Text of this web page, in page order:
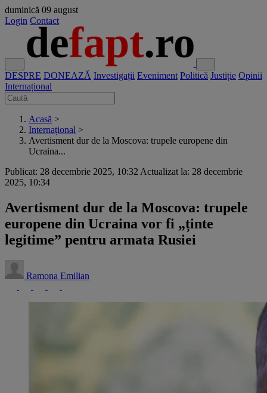
duminică 09 august
Login Contact
DESPRE DONEAZĂ Investigații Eveniment Politică Justiție Opinii
Internațional
Acasă >
Internațional >
Avertisment dur de la Moscova: trupele europene din
Ucraina...
Publicat: 28 decembrie 2025, 10:32 Actualizat la: 28 decembrie
2025, 10:34
Avertisment dur de la Moscova: trupele
europene din Ucraina vor fi „ținte
legitime” pentru armata Rusiei
Ramona Emilian